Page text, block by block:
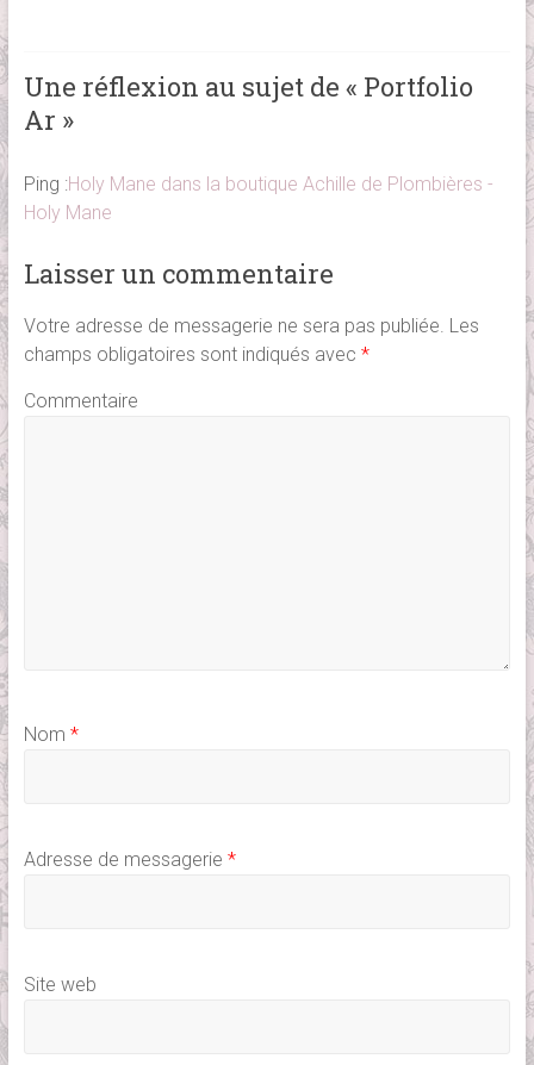
Une réflexion au sujet de « Portfolio
Ar »
Ping :Holy Mane dans la boutique Achille de Plombières -
Holy Mane
Laisser un commentaire
Votre adresse de messagerie ne sera pas publiée. Les
champs obligatoires sont indiqués avec *
Commentaire
Nom *
Adresse de messagerie *
Site web